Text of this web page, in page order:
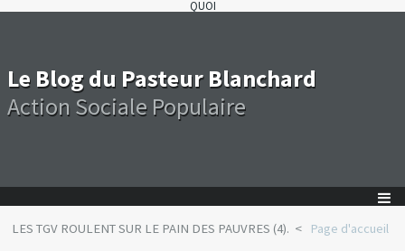
QUOI
Le Blog du Pasteur Blanchard
Action Sociale Populaire
LES TGV ROULENT SUR LE PAIN DES PAUVRES (4).
Page d'accueil